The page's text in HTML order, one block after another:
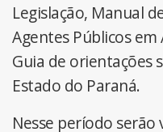
Legislação, Manual
Agentes Públicos em
Guia de orientações
Estado do Paraná.
Nesse período serão